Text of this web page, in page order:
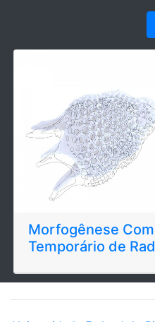
Morfogênese
Temporário de